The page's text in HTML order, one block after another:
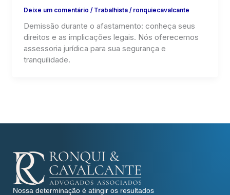
Deixe um comentário / Trabalhista/ ronquiecavalcante
Demissão durante o afastamento: conheça seus
direitos e as implicações legais. Nós oferecemos
assessoria jurídica para sua segurança e
tranquilidade.
Nossa determinação é atingir os resultados